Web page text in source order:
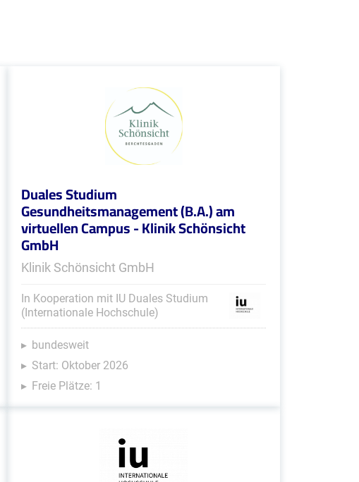
Duales Studium
Gesundheitsmanagement (B.A.) am
virtuellen Campus - Klinik Schönsicht
GmbH
Klinik Schönsicht GmbH
In Kooperation mit IU Duales Studium
(Internationale Hochschule)
bundesweit
Start: Oktober 2026
Freie Plätze: 1